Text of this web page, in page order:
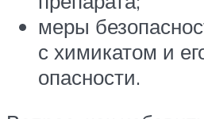
меры
с химикатом и
опасности.